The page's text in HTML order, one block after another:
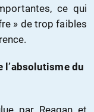
ce qui
» de trop faibles
l’absolutisme du